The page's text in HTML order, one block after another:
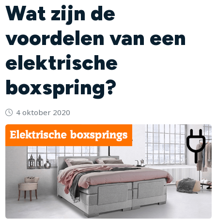
Wat zijn de
voordelen van een
elektrische
boxspring?
4 oktober 2020